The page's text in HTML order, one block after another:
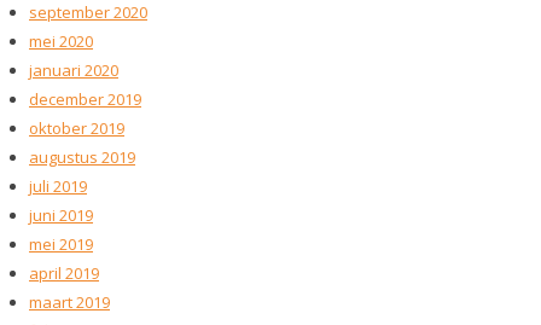
september 2020
mei 2020
januari 2020
december 2019
oktober 2019
augustus 2019
juli 2019
juni 2019
mei 2019
april 2019
maart 2019